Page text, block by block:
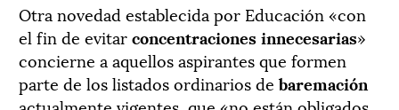
Otra novedad establecida por Educación «con
el fin de evitarconcentraciones innecesarias»
concierne a aquellos aspirantes que formen
parte de los listados ordinarios de baremación